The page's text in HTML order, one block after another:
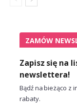
ZAMÓW
Zapisz się na
newslettera!
Bądź na bieżąco z
rabaty.